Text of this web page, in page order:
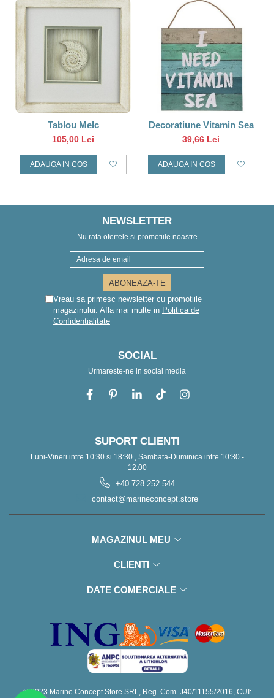
Tablou Melc
105,00 Lei
ADAUGA IN COS
Decoratiune Vitamin Sea
39,66 Lei
ADAUGA IN COS
NEWSLETTER
Nu rata ofertele si promotiile noastre
Vreau sa primesc newsletter cu promotiile
magazinului. Afla mai multe in Politica de
Confidentialitate
SOCIAL
Urmareste-ne in social media
SUPORT CLIENTI
Luni-Vineri intre 10:30 si 18:30 , Sambata-Duminica intre 10:30 -
12:00
+40 728 252 544
contact@marineconcept.store
MAGAZINUL MEU
CLIENTI
DATE COMERCIALE
© 2023 Marine Concept Store SRL, Reg. Com. J40/11155/2016, CUI: